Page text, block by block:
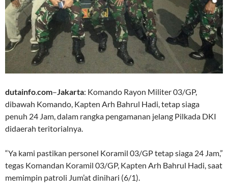
dutainfocom– Jakarta: Komando Rayon Militer 03/GP,
dibawah Komando, Kapten Arh Bahrul Hadi, tetap siaga
penuh 24 Jam, dalam rangka pengamanan jelang Pilkada DKI
didaerah teritorialnya.
“Ya kami pastikan personel Koramil 03/GP tetap siaga 24 Jam,”
tegas Komandan Koramil 03/GP, Kapten Arh Bahrul Hadi, saat
memimpin patroli Jum’at dinihari (6/1).